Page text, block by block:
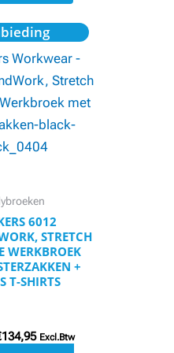
6012
STRETCH
WERKBROEK
+
T-SHIRTS
134,95
Huidige
prijs
is:
€134,95.
Excl.Btw
Dit
product
heeft
meerdere
variaties.
Deze
optie
gekozen
worden
op
de